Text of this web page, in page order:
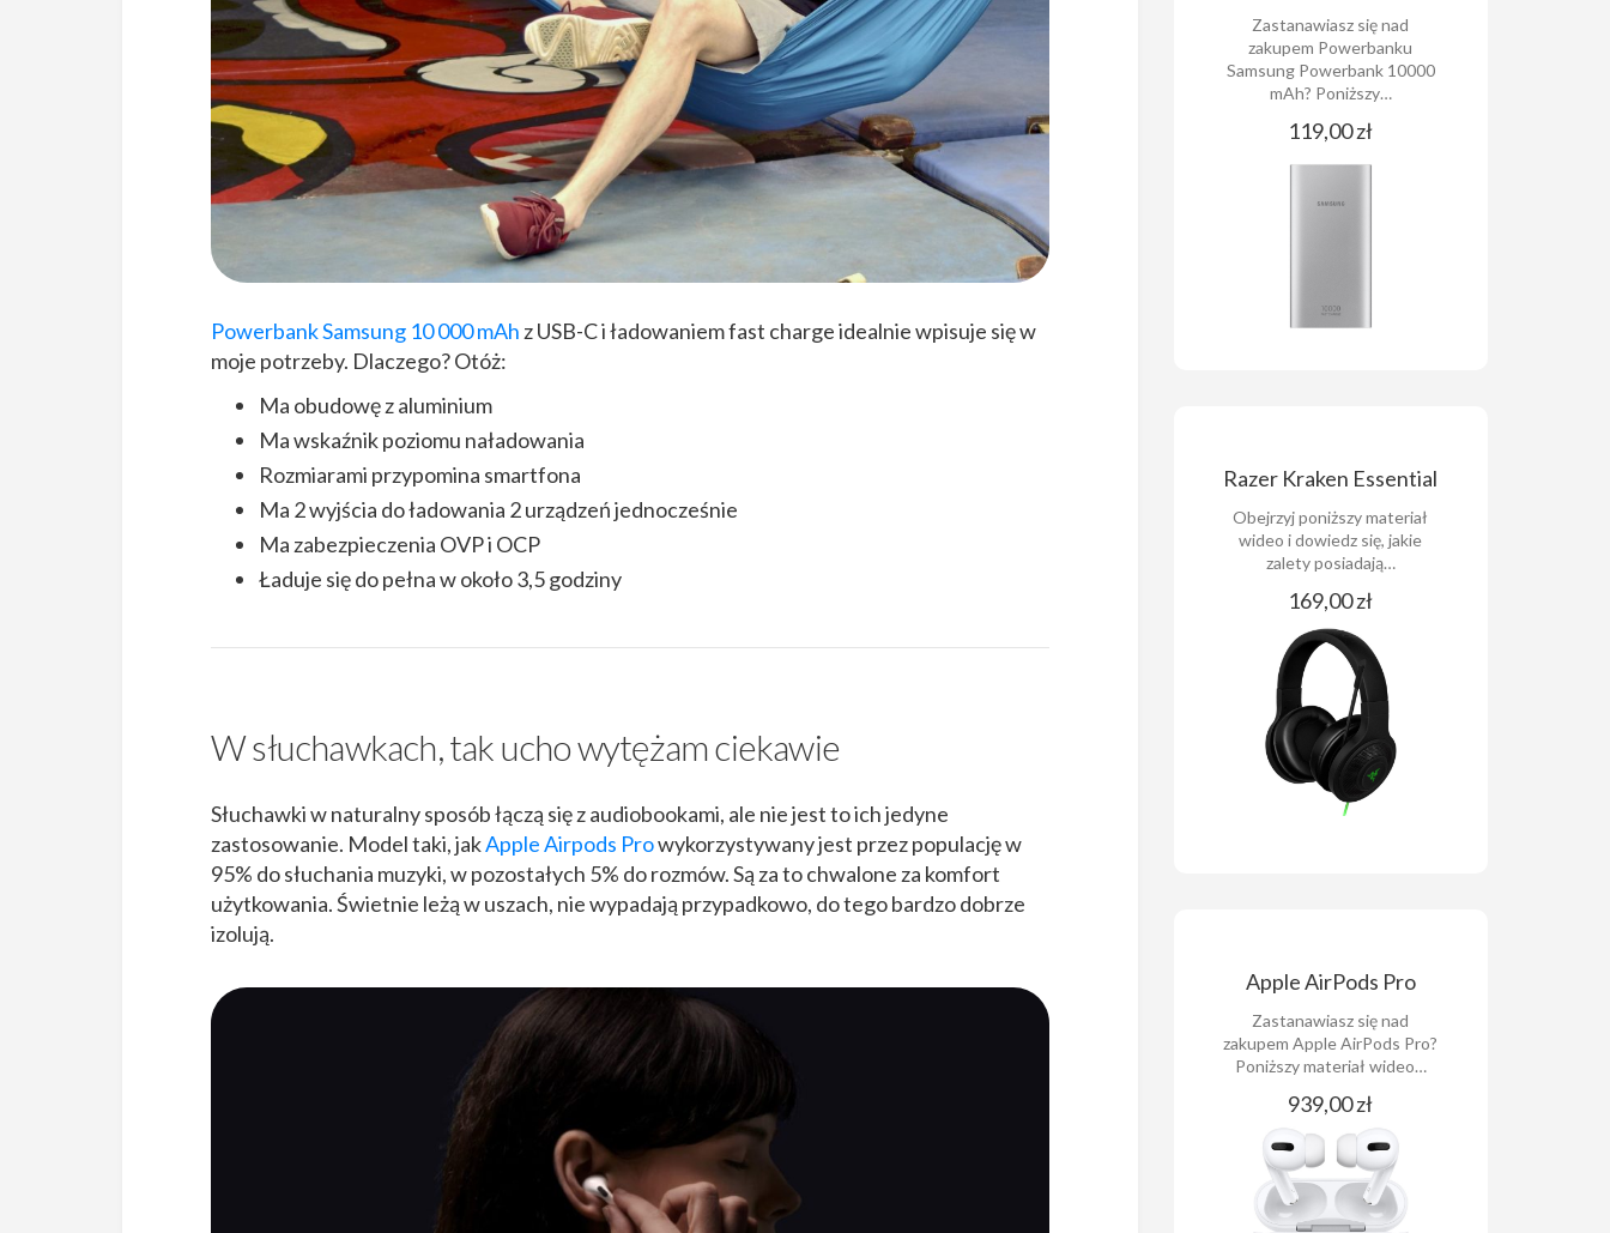
Powerbank Samsung 10 000 mAh z USB-C i ładowaniem fast charge idealnie wpisuje się w
moje potrzeby. Dlaczego? Otóż:
Ma obudowę z aluminium
Ma wskaźnik poziomu naładowania
Rozmiarami przypomina smartfona
Ma 2 wyjścia do ładowania 2 urządzeń jednocześnie
Ma zabezpieczenia OVP i OCP
Ładuje się do pełna w około 3,5 godziny
W słuchawkach, tak ucho wytężam ciekawie
Słuchawki w naturalny sposób łączą się z audiobookami, ale nie jest to ich jedyne
zastosowanie. Model taki, jakApple Airpods Prowykorzystywany jest przez populację w
95% do słuchania muzyki, w pozostałych 5% do rozmów. Są za to chwalone za komfort
użytkowania. Świetnie leżą w uszach, nie wypadają przypadkowo, do tego bardzo dobrze
izolują.
Zastanawiasz się nad
zakupem Powerbanku
Samsung Powerbank 10000
mAh? Poniższy…
119,00 zł
Razer Kraken Essential
Obejrzyj poniższy materiał
wideo i dowiedz się, jakie
zalety posiadają…
169,00 zł
Apple AirPods Pro
Zastanawiasz się nad
zakupem Apple AirPods Pro?
Poniższy materiał wideo…
939,00 zł